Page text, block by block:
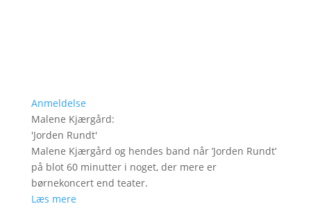
Anmeldelse
Malene Kjærgård:
'Jorden Rundt'
Malene Kjærgård og hendes band når ’Jorden Rundt’
på blot 60 minutter i noget, der mere er
børnekoncert end teater.
Læs mere